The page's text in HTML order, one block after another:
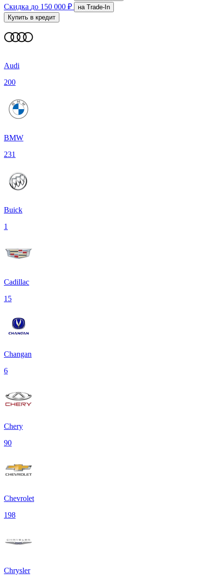
Скидка до 150 000 ₽
на Trade-In
Купить в кредит
Audi
200
BMW
231
Buick
1
Cadillac
15
Changan
6
Chery
90
Chevrolet
198
Chrysler